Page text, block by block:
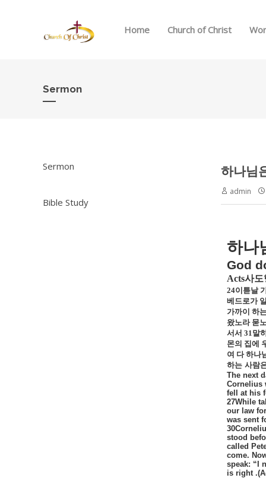
Home Church of Christ
Sermon
Sermon
Bible Study
admin
하나
God
Acts사
24이튿날
베드로가
가까이 하
왔노라 묻
서서 31말
몬의 집에
여 다 하나
하는 사람
The next
Cornelius
fell at his
27While
our law
was sent
stood
called
come.
speak: “I
is right